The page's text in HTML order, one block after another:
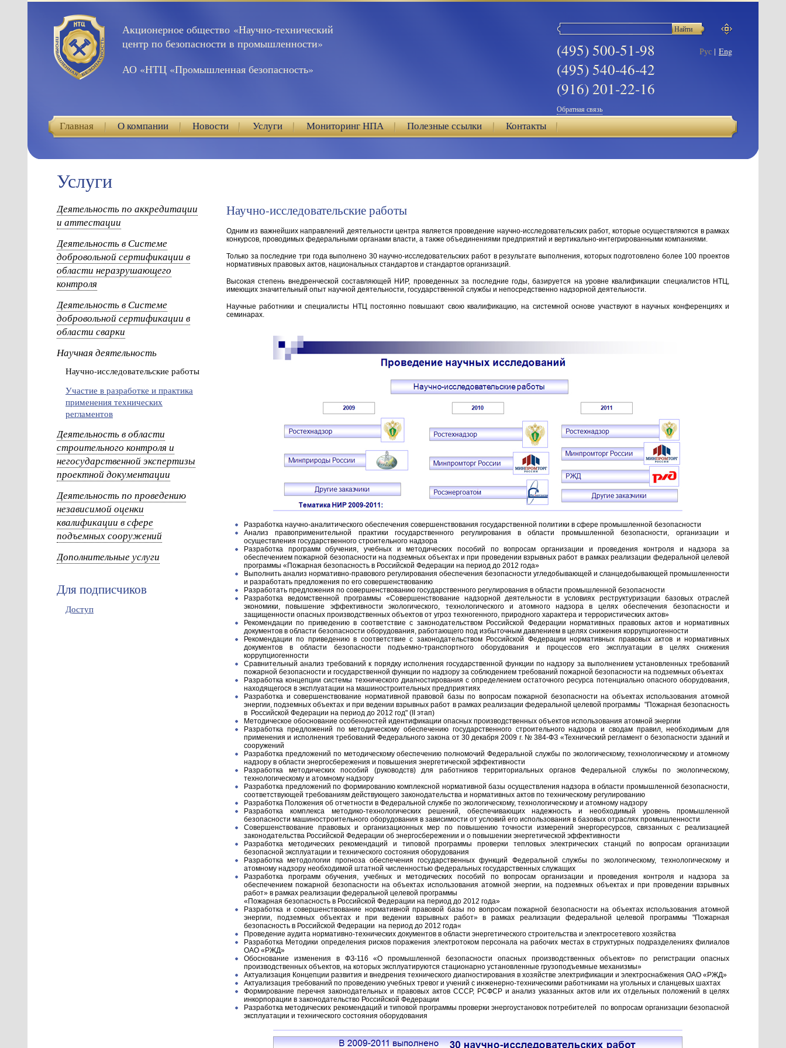
Акционерное общество «Научно-технический
центр по безопасности в промышленности»
АО «НТЦ «Промышленная безопасность»
(495) 500-51-98
(495) 540-46-42
(916) 201-22-16
Рус | Eng
Обратная связь
Главная О компании Новости Услуги Мониторинг НПА Полезные ссылки Контакты
Услуги
Деятельность по аккредитации
и аттестации
Деятельность в Системе
добровольной сертификации в
области неразрушающего
контроля
Деятельность в Системе
добровольной сертификации в
области сварки
Научная деятельность
Научно-исследовательские работы
Участие в разработке и практика
применения технических
регламентов
Деятельность в области
строительного контроля и
негосударственной экспертизы
проектной документации
Деятельность по проведению
независимой оценки
квалификации в сфере
подъемных сооружений
Дополнительные услуги
Для подписчиков
Доступ
Научно-исследовательские работы
Одним из важнейших направлений деятельности центра является проведение научно-исследовательских работ, которые осуществляются в рамках
конкурсов, проводимых федеральными органами власти, а также объединениями предприятий и вертикально-интегрированными компаниями.
Только за последние три года выполнено 30 научно-исследовательских работ в результате выполнения, которых подготовлено более 100 проектов
нормативных правовых актов, национальных стандартов и стандартов организаций.
Высокая степень внедренческой составляющей НИР, проведенных за последние годы, базируется на уровне квалификации специалистов НТЦ,
имеющих значительный опыт научной деятельности, государственной службы и непосредственно надзорной деятельности.
Научные работники и специалисты НТЦ постоянно повышают свою квалификацию, на системной основе участвуют в научных конференциях и
семинарах.
Разработка научно-аналитического обеспечения совершенствования государственной политики в сфере промышленной безопасности
Анализ правоприменительной практики государственного регулирования в области промышленной безопасности, организации и
осуществления государственного строительного надзора
Разработка программ обучения, учебных и методических пособий по вопросам организации и проведения контроля и надзора за
обеспечением пожарной безопасности на подземных объектах и при проведении взрывных работ в рамках реализации федеральной целевой
программы «Пожарная безопасность в Российской Федерации на период до 2012 года»
Выполнить анализ нормативно-правового регулирования обеспечения безопасности угледобывающей и сланцедобывающей промышленности
и разработать предложения по его совершенствованию
Разработать предложения по совершенствованию государственного регулирования в области промышленной безопасности
Разработка ведомственной программы «Совершенствование надзорной деятельности в условиях реструктуризации базовых отраслей
экономики, повышение эффективности экологического, технологического и атомного надзора в целях обеспечения безопасности и
защищенности опасных производственных объектов от угроз техногенного, природного характера и террористических актов»
Рекомендации по приведению в соответствие с законодательством Российской Федерации нормативных правовых актов и нормативных
документов в области безопасности оборудования, работающего под избыточным давлением в целях снижения коррупциогенности
Рекомендации по приведению в соответствие с законодательством Российской Федерации нормативных правовых актов и нормативных
документов в области безопасности подъемно-транспортного оборудования и процессов его эксплуатации в целях снижения
коррупциогенности
Сравнительный анализ требований к порядку исполнения государственной функции по надзору за выполнением установленных требований
пожарной безопасности и государственной функции по надзору за соблюдением требований пожарной безопасности на подземных объектах
Разработка концепции системы технического диагностирования с определением остаточного ресурса потенциально опасного оборудования,
находящегося в эксплуатации на машиностроительных предприятиях
Разработка и совершенствование нормативной правовой базы по вопросам пожарной безопасности на объектах использования атомной
энергии, подземных объектах и при ведении взрывных работ в рамках реализации федеральной целевой программы "Пожарная безопасность
в Российской Федерации на период до 2012 год" (II этап)
Методическое обоснование особенностей идентификации опасных производственных объектов использования атомной энергии
Разработка предложений по методическому обеспечению государственного строительного надзора и сводам правил, необходимым для
применения и исполнения требований Федерального закона от 30 декабря 2009 г. № 384-ФЗ «Технический регламент о безопасности зданий и
сооружений
Разработка предложений по методическому обеспечению полномочий Федеральной службы по экологическому, технологическому и атомному
надзору в области энергосбережения и повышения энергетической эффективности
Разработка методических пособий (руководств) для работников территориальных органов Федеральной службы по экологическому,
технологическому и атомному надзору
Разработка предложений по формированию комплексной нормативной базы осуществления надзора в области промышленной безопасности,
соответствующей требованиям действующего законодательства и нормативных актов по техническому регулированию
Разработка Положения об отчетности в Федеральной службе по экологическому, технологическому и атомному надзору
Разработка комплекса методико-технологических решений, обеспечивающих надежность и необходимый уровень промышленной
безопасности машиностроительного оборудования в зависимости от условий его использования в базовых отраслях промышленности
Совершенствование правовых и организационных мер по повышению точности измерений энергоресурсов, связанных с реализацией
законодательства Российской Федерации об энергосбережении и о повышении энергетической эффективности
Разработка методических рекомендаций и типовой программы проверки тепловых электрических станций по вопросам организации
безопасной эксплуатации и технического состояния оборудования
Разработка методологии прогноза обеспечения государственных функций Федеральной службы по экологическому, технологическому и
атомному надзору необходимой штатной численностью федеральных государственных служащих
Разработка программ обучения, учебных и методических пособий по вопросам организации и проведения контроля и надзора за
обеспечением пожарной безопасности на объектах использования атомной энергии, на подземных объектах и при проведении взрывных
работ» в рамках реализации федеральной целевой программы
«Пожарная безопасность в Российской Федерации на период до 2012 года»
Разработка и совершенствование нормативной правовой базы по вопросам пожарной безопасности на объектах использования атомной
энергии, подземных объектах и при ведении взрывных работ» в рамках реализации федеральной целевой программы "Пожарная
безопасность в Российской Федерации на период до 2012 года«
Проведение аудита нормативно-технических документов в области энергетического строительства и электросетевого хозяйства
Разработка Методики определения рисков поражения электротоком персонала на рабочих местах в структурных подразделениях филиалов
ОАО «РЖД»
Обоснование изменения в ФЗ-116 «О промышленной безопасности опасных производственных объектов» по регистрации опасных
производственных объектов, на которых эксплуатируются стационарно установленные грузоподъемные механизмы»
Актуализация Концепции развития и внедрения технического диагностирования в хозяйстве электрификации и электроснабжения ОАО «РЖД»
Актуализация требований по проведению учебных тревог и учений с инженерно-техническими работниками на угольных и сланцевых шахтах
Формирование перечня законодательных и правовых актов СССР, РСФСР и анализ указанных актов или их отдельных положений в целях
инкорпорации в законодательство Российской Федерации
Разработка методических рекомендаций и типовой программы проверки энергоустановок потребителей по вопросам организации безопасной
эксплуатации и технического состояния оборудования